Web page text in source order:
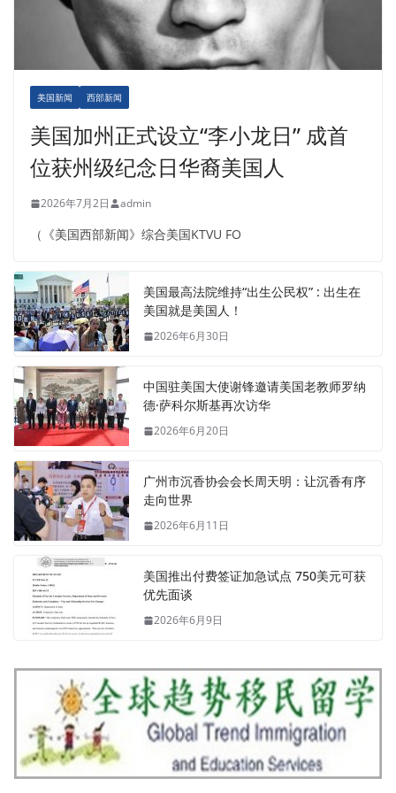
美国新闻 西部新闻
美国加州正式设立“李小龙日” 成首
位获州级纪念日华裔美国人
2026年7月2日 admin
（《美国西部新闻》综合美国KTVU FO
美国最高法院维持“出生公民权” : 出生在
美国就是美国人！
2026年6月30日
中国驻美国大使谢锋邀请美国老教师罗纳
德·萨科尔斯基再次访华
2026年6月20日
广州市沉香协会会长周天明：让沉香有序
走向世界
2026年6月11日
美国推出付费签证加急试点 750美元可获
优先面谈
2026年6月9日